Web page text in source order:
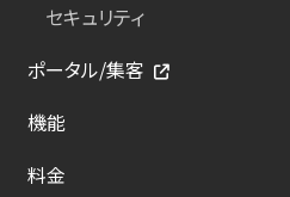
セキュリティ
ポータル/集客
機能
料金